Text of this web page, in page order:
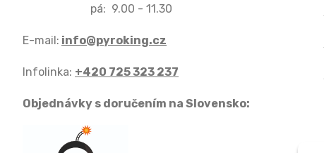
pá: 9.00 - 11.30
E-mail: info@pyroking.cz
Infolinka: +420 725 323 237
Objednávky s doručením na Slovensko: